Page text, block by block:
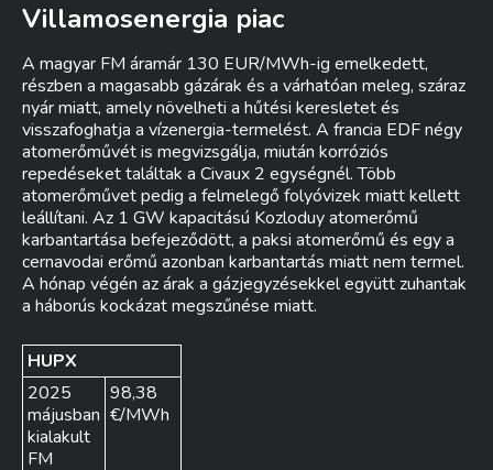
Villamosenergia piac
A magyar FM áramár 130 EUR/MWh-ig emelkedett,
részben a magasabb gázárak és a várhatóan meleg, száraz
nyár miatt, amely növelheti a hűtési keresletet és
visszafoghatja a vízenergia-termelést. A francia EDF négy
atomerőművét is megvizsgálja, miután korróziós
repedéseket találtak a Civaux 2 egységnél. Több
atomerőművet pedig a felmelegő folyóvizek miatt kellett
leállítani. Az 1 GW kapacitású Kozloduy atomerőmű
karbantartása befejeződött, a paksi atomerőmű és egy a
cernavodai erőmű azonban karbantartás miatt nem termel.
A hónap végén az árak a gázjegyzésekkel együtt zuhantak
a háborús kockázat megszűnése miatt.
HUPX
2025
májusban
kialakult
FM
98,38
€/MWh